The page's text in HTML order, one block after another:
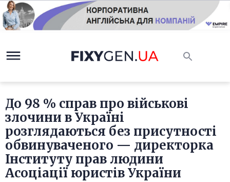
До 98 % справ про військові
злочини в Україні
розглядаються без присутності
обвинуваченого — директорка
Інституту прав людини
Асоціації юристів України